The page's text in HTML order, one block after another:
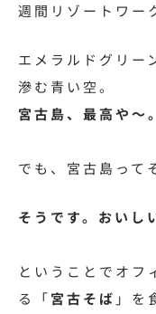
週間リゾートワー
エメラルドグリー
滲む青い空。
宮古島、最高や～。
でも、宮古島って
そうです。おいし
ということでオフ
る「宮古そば 」 を